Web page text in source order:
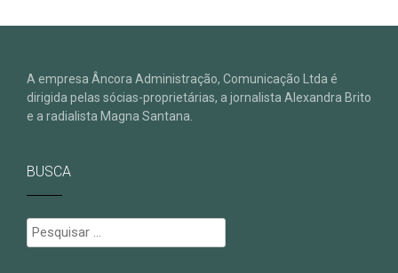
A empresa Âncora Administração, Comunicação Ltda é
dirigida pelas sócias-proprietárias, a jornalista Alexandra Brito
e a radialista Magna Santana.
BUSCA
Pesquisar
por: